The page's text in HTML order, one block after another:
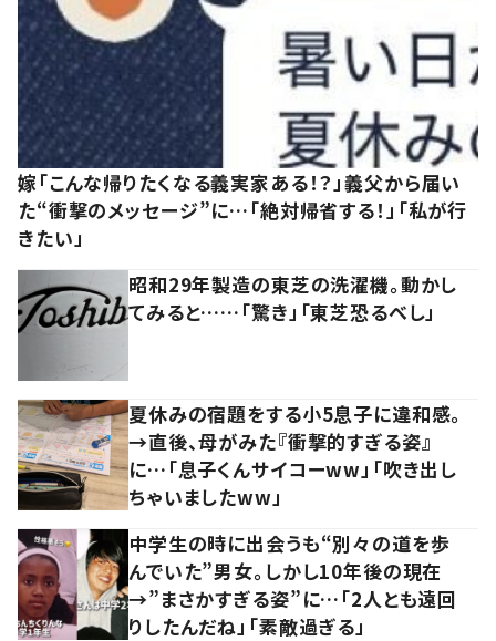
嫁「こんな帰りたくなる義実家ある！？」義父から届い
た“衝撃のメッセージ”に…「絶対帰省する！」「私が行
きたい」
昭和29年製造の東芝の洗濯機。動かし
てみると……「驚き」「東芝恐るべし」
夏休みの宿題をする小5息子に違和感。
→直後、母がみた『衝撃的すぎる姿』
に…「息子くんサイコーww」「吹き出し
ちゃいましたww」
中学生の時に出会うも“別々の道を歩
んでいた”男女。しかし10年後の現在
→”まさかすぎる姿”に…「2人とも遠回
りしたんだね」「素敵過ぎる」